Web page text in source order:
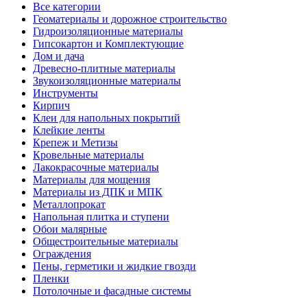
Все категории
Геоматериалы и дорожное строительство
Гидроизоляционные материалы
Гипсокартон и Комплектующие
Дом и дача
Древесно-плитные материалы
Звукоизоляционные материалы
Инструменты
Кирпич
Клеи для напольных покрытий
Клейкие ленты
Крепеж и Метизы
Кровельные материалы
Лакокрасочные материалы
Материалы для мощения
Материалы из ДПК и МПК
Металлопрокат
Напольная плитка и ступени
Обои малярные
Общестроительные материалы
Ограждения
Пены, герметики и жидкие гвозди
Пленки
Потолочные и фасадные системы